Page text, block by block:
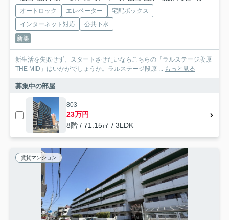
オートロック エレベーター
宅配ボックス
インターネット対応
公共下水
新築
新生活を失敗せず、スタートさせたいならこちらの「ラルステージ段原
THE MID」はいかがでしょうか。ラルステージ段原 ... もっと見る
募集中の部屋
803
23万円
8階 / 71.15㎡ / 3LDK
賃貸マンション